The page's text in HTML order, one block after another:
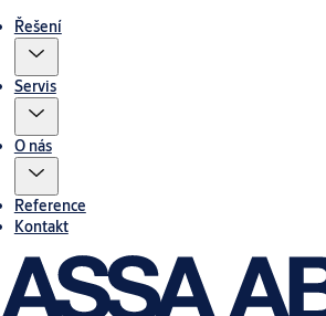
Řešení
Servis
O nás
Reference
Kontakt